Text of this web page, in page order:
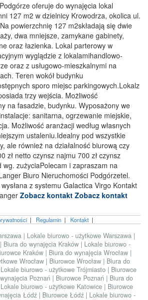
oferuje do wynajęcia lokal
127 m2 w dzielnicy Krowodrza, okolica ul.
powierzchnię 127 m2składają się dwie
dwa mniejsze, zamykane gabinety,
oraz łazienka. Lokal parterowy w
wyglądzie z lokalamihandlowo-
oraz z usługowo-mieszkalnymi na
Teren wokół budynku
sporo miejsc parkingowych.Lokalz
trzy wejścia. Możliwość
na fasadzie, budynku. Wyposażony we
sanitarna, ogrzewanie miejskie,
Możliwość aranżacji według własnych
ustaleniu.Idealny pod wszystkie
ale również na działalność biurową czy
zł netto czynsz najmu 700 zł czynsz
wg. zużyciaPolecam i zapraszam na
Biuro Nieruchomości Podgórzetel.
z systemu Galactica Virgo Kontakt
Zobacz kontakt Zobacz kontakt
| Regulamin| Kontakt|
| Lokale biurowo - użytkowe Warszawa |
| Biura do wynajęcia Kraków | Lokale biurowo -
Kraków | Biura do wynajęcia Wrocław |
Wrocław | Biurowce Wrocław | Biura do
Lokale biurowo - użytkowe Trójmiasto | Biurowce
Poznań | Biurowce Poznań | Biura do
Lokale biurowo - użytkowe Katowice | Biurowce
Łódź | Biurowce Łódź | Lokale biurowo -